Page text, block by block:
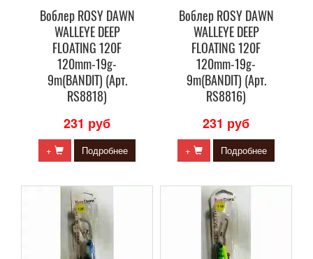
Воблер ROSY DAWN
WALLEYE DEEP
FLOATING 120F
120mm-19g-
9m(BANDIT) (Арт.
RS8818)
231 руб
+ Подробнее
Воблер ROSY DAWN
WALLEYE DEEP
FLOATING 120F
120mm-19g-
9m(BANDIT) (Арт.
RS8816)
231 руб
+ Подробнее